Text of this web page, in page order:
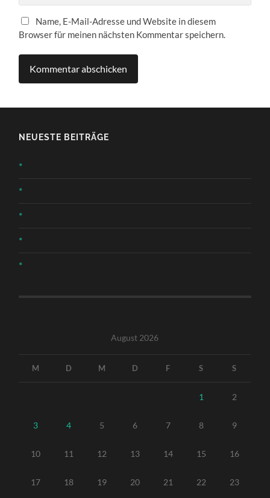
Name, E-Mail-Adresse und Website in diesem
Browser für meinen nächsten Kommentar speichern.
NEUESTE BEITRÄGE
*
*
*
*
*
August 2026
M D M D F S S
1 2
3 4 5 6 7 8 9
10 11 12 13 14 15 16
17 18 19 20 21 22 23